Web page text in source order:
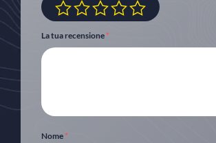
La tua recensione*
Nome*